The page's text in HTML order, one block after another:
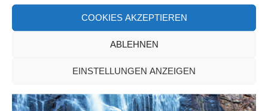
COOKIES AKZEPTIEREN
ABLEHNEN
EINSTELLUNGEN ANZEIGEN